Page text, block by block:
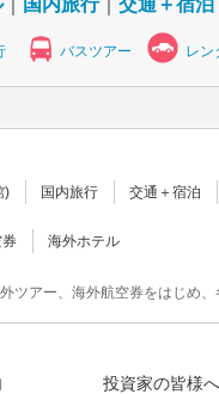
バスツアー レン
) 国内旅行 交通＋宿泊
海外ホテル
ツアー、海外航空券をはじめ
投資家の皆様へ